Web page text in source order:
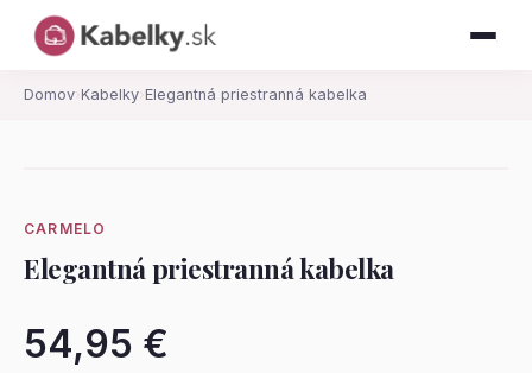
Domov› Kabelky› Elegantná priestranná kabelka
CARMELO
Elegantná priestranná kabelka
54,95 €